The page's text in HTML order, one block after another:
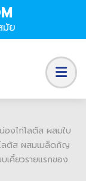
มัย
งไก่โลตัส ผสมใบ
ลตัส ผสมเมล็ดกัญ
เคี้ยวรายแรกของ